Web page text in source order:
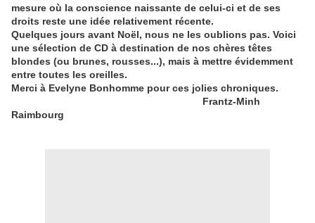
mesure où la conscience naissante de celui-ci et de ses
droits reste une idée relativement récente.
Quelques jours avant Noël, nous ne les oublions pas. Voici
une sélection de CD à destination de nos chères têtes
blondes (ou brunes, rousses...), mais à mettre évidemment
entre toutes les oreilles.
Merci à Evelyne Bonhomme pour ces jolies chroniques.
Frantz-Minh
Raimbourg